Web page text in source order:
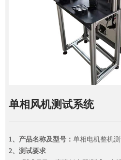
单相风机测试系统
1、产品名称及型号： 单相电机整机
2、测试要求